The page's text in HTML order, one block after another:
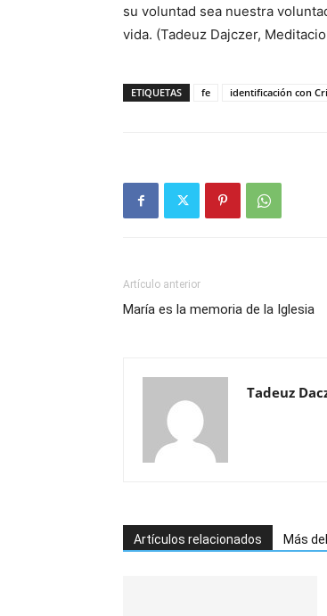
su voluntad sea nuestra
vida. (Tadeuz Dajczer,
ETIQUETAS fe identificación con
Artículo anterior
María es la memoria de la Iglesia
Tadeuz
Artículos relacionados Más